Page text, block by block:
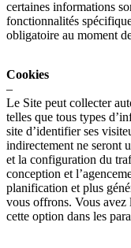
certaines informations
fonctionnalités
obligatoire au moment
Cookies
–
Le Site peut collecter
telles que tous types
site d’identifier ses
indirectement ne seront
et la configuration du
conception et
planification et plus
vous offrons. Vous avez
cette option dans les